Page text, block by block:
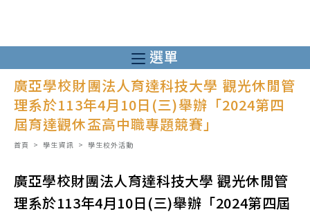
至
主
要
內
容
選單
廣亞學校財團法人育達科技大學 觀光休閒管
理系於113年4月10日(三)舉辦「2024第四
屆育達觀休盃高中職專題競賽」
首頁 > 學生資訊 > 學生校外活動
廣亞學校財團法人育達科技大學 觀光休閒管
理系於113年4月10日(三)舉辦「2024第四屆